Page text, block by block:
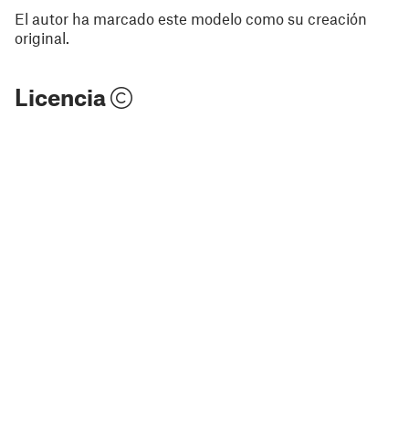
El autor ha marcado este modelo como su creación
original.
Licencia